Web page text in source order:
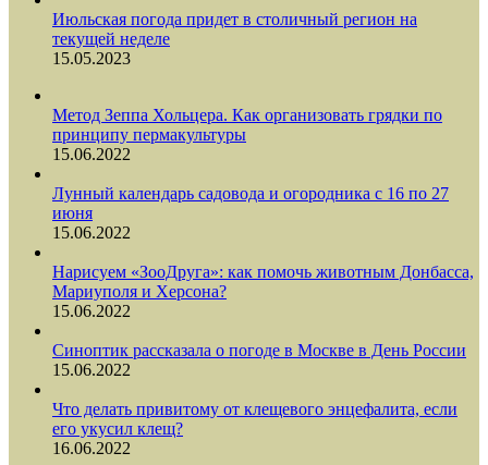
Июльская погода придет в столичный регион на
текущей неделе
15.05.2023
Метод Зеппа Хольцера. Как организовать грядки по
принципу пермакультуры
15.06.2022
Лунный календарь садовода и огородника с 16 по 27
июня
15.06.2022
Нарисуем «ЗооДруга»: как помочь животным Донбасса,
Мариуполя и Херсона?
15.06.2022
Синоптик рассказала о погоде в Москве в День России
15.06.2022
Что делать привитому от клещевого энцефалита, если
его укусил клещ?
16.06.2022